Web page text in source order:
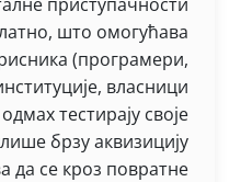
што омогућава
(програмери,
власници
тестирају своје
брзу аквизицију
да се кроз повратне